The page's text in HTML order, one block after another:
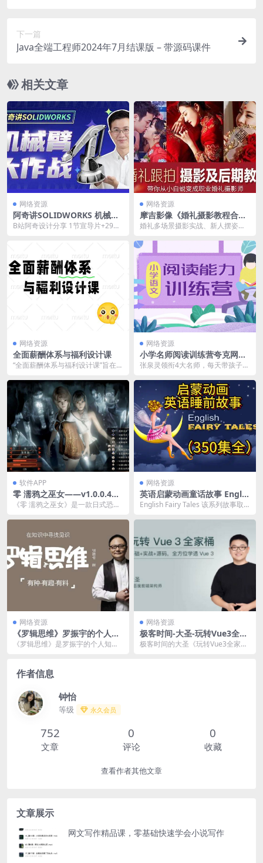
下一篇
Java全端工程师2024年7月结课版 – 带源码课件
相关文章
网络资源
阿奇讲SOLIDWORKS 机械臂
大作战
B站阿奇设计分享 1节宣导片+29节
网络资源
摩吉影像《婚礼摄影教程合
集》
婚礼多场景摄影实战、新人摆姿技
教你如何完成一整套...
网络资源
全面薪酬体系与福利设计课
“全面薪酬体系与福利设计课”旨在教
网络资源
小学名师阅读训练营夸克网盘
下载
张泉灵领衔4大名师，每天带孩子阅
力，把阅读能力变...
软件APP
零 濡鸦之巫女——v1.0.0.4内
置简体中文汉化版
《零 濡鸦之巫女》是一款日式恐怖
建筑，使用相机捕捉...
网络资源
英语启蒙动画童话故事 Englis
h Fairy Tales 英文字幕（350
English Fairy Tales 该系列故事取
网络资源
《罗辑思维》罗振宇的个人知
识型脱口秀节目全四季
《罗辑思维》是罗振宇的个人知识
网络资源
极客时间-大圣-玩转Vue3全家
桶夸克网盘下载
极客时间的大圣《玩转Vue3全家
作者信息
钟怡
等级 永久会员
752
文章
0
评论
0
收藏
查看作者其他文章
文章展示
网文写作精品课，零基础快速学会小说写作